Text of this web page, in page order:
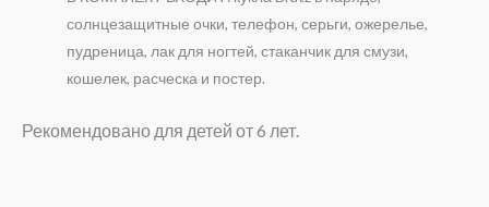
солнцезащитные очки, телефон, серьги, ожерелье,
пудреница, лак для ногтей, стаканчик для смузи,
кошелек, расческа и постер.
Рекомендовано для детей от 6 лет.